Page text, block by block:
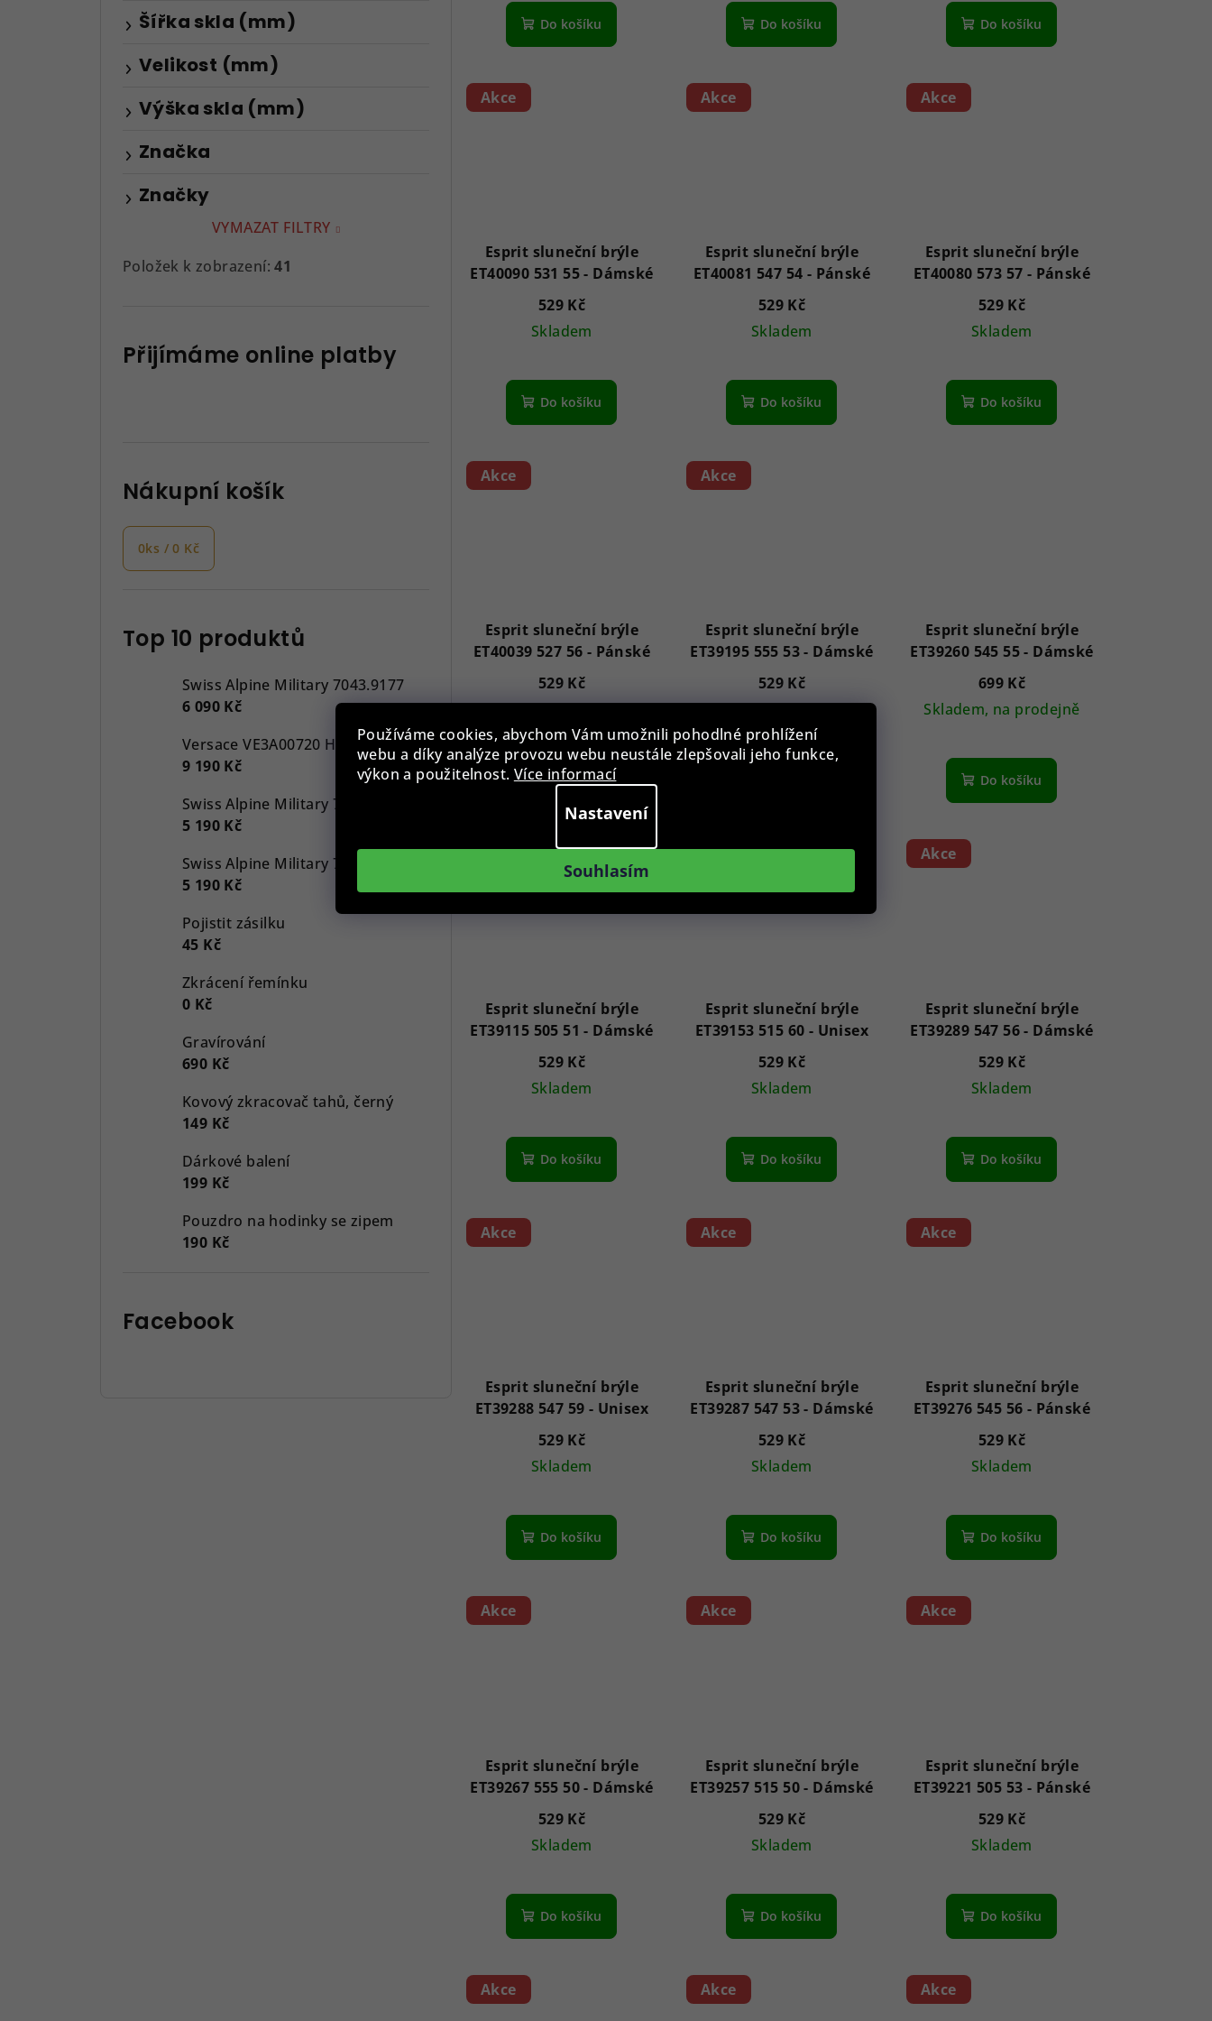
Používáme cookies, abychom Vám umožnili pohodlné prohlížení
webu a díky analýze provozu webu neustále zlepšovali jeho funkce,
výkon a použitelnost. Více informací
Nastavení
Souhlasím
Značky
Šířka skla (mm)
Velikost (mm)
Výška skla (mm)
Značka
VYMAZAT FILTRY
Položek k zobrazení:41
Přijímáme online platby
Nákupní košík
0ks /0 Kč
Top 10 produktů
Swiss Alpine Military 7043.9177
6 090 Kč
Versace VE3A00720 Hellenyium 42mm
9 190 Kč
5 190 Kč
5 190 Kč
Pojistit zásilku
45 Kč
Zkrácení řemínku
0 Kč
Gravírování
690 Kč
Kovový zkracovač tahů, černý
149 Kč
Dárkové balení
199 Kč
Pouzdro na hodinky se zipem
190 Kč
Facebook
Do košíku Do košíku Do košíku
Akce
Esprit sluneční brýle
ET40090 531 55 - Dámské
529 Kč
Skladem
Do košíku
Akce
Esprit sluneční brýle
ET40081 547 54 - Pánské
529 Kč
Skladem
Do košíku
Akce
Esprit sluneční brýle
ET40080 573 57 - Pánské
529 Kč
Skladem
Do košíku
Akce
Esprit sluneční brýle
ET40039 527 56 - Pánské
529 Kč
Skladem
Do košíku
Akce
Esprit sluneční brýle
ET39195 555 53 - Dámské
529 Kč
Skladem
Esprit sluneční brýle
ET39260 545 55 - Dámské
699 Kč
Skladem, na prodejně
Do košíku
Akce
Esprit sluneční brýle
ET39115 505 51 - Dámské
529 Kč
Skladem
Do košíku
Akce
Esprit sluneční brýle
ET39153 515 60 - Unisex
529 Kč
Skladem
Do košíku
Akce
Esprit sluneční brýle
ET39289 547 56 - Dámské
529 Kč
Skladem
Do košíku
Akce
Esprit sluneční brýle
ET39288 547 59 - Unisex
529 Kč
Skladem
Do košíku
Akce
Esprit sluneční brýle
ET39287 547 53 - Dámské
529 Kč
Skladem
Do košíku
Akce
Esprit sluneční brýle
ET39276 545 56 - Pánské
529 Kč
Skladem
Do košíku
Akce
Esprit sluneční brýle
ET39267 555 50 - Dámské
529 Kč
Skladem
Do košíku
Akce
Esprit sluneční brýle
ET39257 515 50 - Dámské
529 Kč
Skladem
Do košíku
Akce
Esprit sluneční brýle
ET39221 505 53 - Pánské
529 Kč
Skladem
Do košíku
Akce Akce Akce